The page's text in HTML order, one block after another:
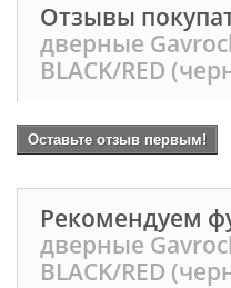
Отзывы
дверные
BLACK/RED
Оставьте отзыв первым!
Рекомендуем
дверные
BLACK/RED